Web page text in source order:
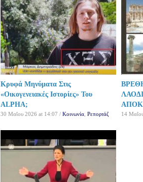
Κρυφά Μηνύματα Στις
«Οικογενειακές Ιστορίες» Του
ALPHA;
30 Μαΐου 2026 at 14:07 / Κοινωνία Ρεπορτάζ 14